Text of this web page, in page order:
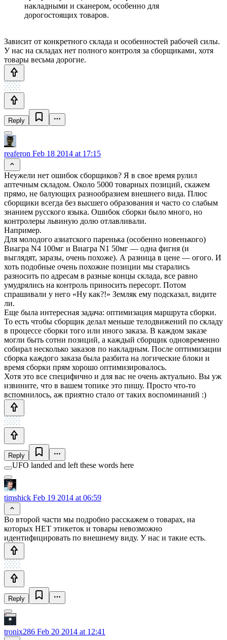
накладными и сканером, особенно для
дорогостоящих товаров.
Зависит от конкретного склада и особенностей рабочей силы.
У нас на складах нет полного контроля за сборщиками, хотя
товары весьма дорогие.
Reply
reaferon Feb 18 2014 at 17:15
Неужели нет ошибок сборщиков? Я в свое время рулил
аптечным складом. Около 5000 товарных позиций, скажем
прямо, не балующих разнообразием внешнего вида. Плюс
сборщики всегда без высшего образования и часто со слабым
знанием русского языка. Ошибок сборки было много, но
контролеры львиную долю отлавливали.
Например.
Для молодого азиатского паренька (особенно новенького)
Виагра N4 100мг и Виагра N1 50мг — одна фигня (и
выглядят, заразы, очень похоже). А разница в цене — огого. И
хоть подобные очень похожие позиции мы старались
разносить по адресам в разные концы склада, все равно
умудрялись на контроль приносить пересорт. Потом
спрашивали у него «Ну как?!» Земляк ему подсказал, видите
ли.
Еще была интересная задача: оптимизация маршрута сборки.
То есть чтобы сборщик делал меньше телодвижений по складу
в процессе сборки того или иного заказа. В каждом заказе
могли быть сотни позиций, а каждый сборщик одновременно
собирал несколько заказов по накладным. После оптимизации
сборка каждого заказа была разбита на логические блоки и
время сборки прям хорошо оптимизировалось.
Хотя это все специфично и для вас не очень актуально. Вы уж
извините, что в вашем топике это пишу. Просто что-то
вспомнилось, аж приятно стало от таких воспоминаний :)
Reply
UFO landed and left these words here
timshick Feb 19 2014 at 06:59
Во второй части мы подробно расскажем о товарах, на
которых НЕТ этикеток и товары невозможно
идентифицировать по внешнему виду. У нас и такие есть.
Reply
tronix286 Feb 20 2014 at 12:41